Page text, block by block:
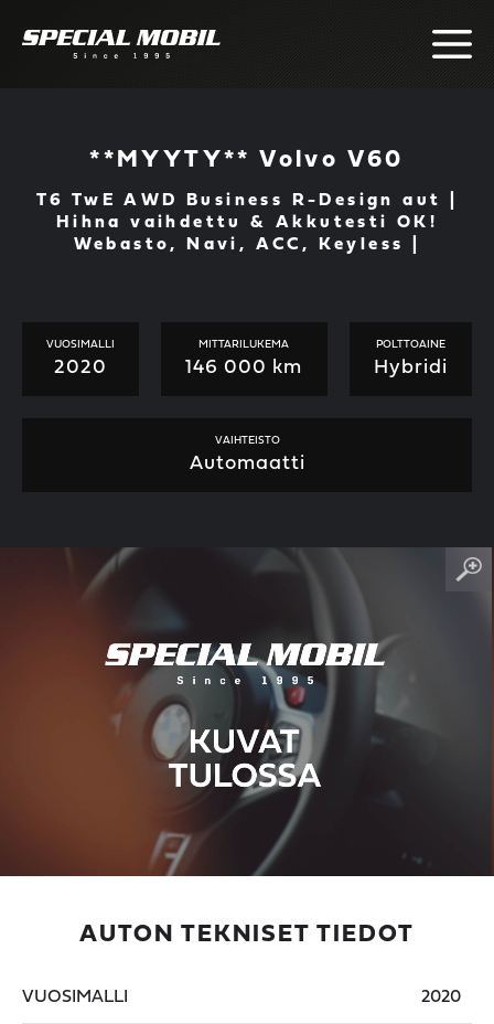
**MYYTY** Volvo V60
T6 TwE AWD Business R-Design aut |
Hihna vaihdettu & Akkutesti OK!
Webasto, Navi, ACC, Keyless |
VUOSIMALLI
2020
MITTARILUKEMA
146 000 km
POLTTOAINE
Hybridi
VAIHTEISTO
Automaatti
AUTON TEKNISET TIEDOT
VUOSIMALLI 2020